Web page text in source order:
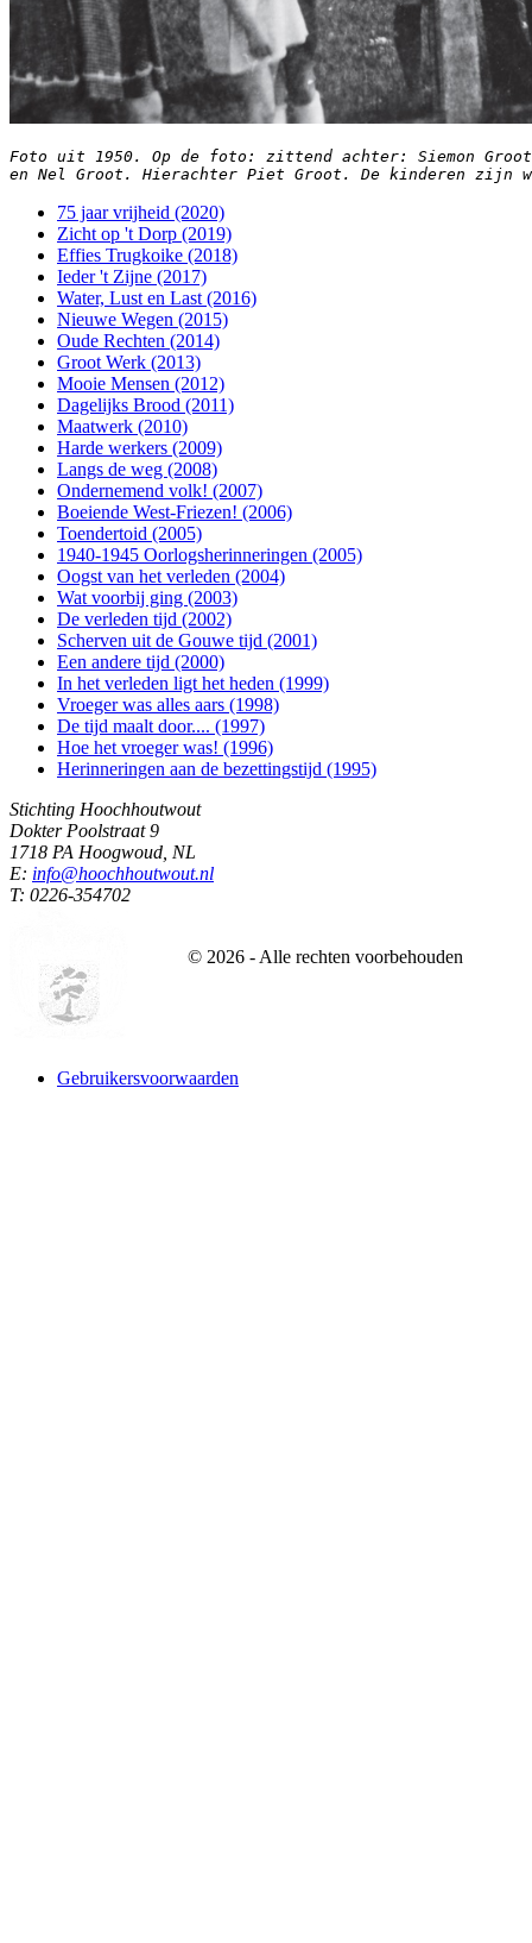
Foto uit 1950. Op de foto: zittend achter: Siemon
en Nel Groot. Hierachter Piet Groot. De kinderen zijn
75 jaar vrijheid (2020)
Zicht op 't Dorp (2019)
Effies Trugkoike (2018)
Ieder 't Zijne (2017)
Water, Lust en Last (2016)
Nieuwe Wegen (2015)
Oude Rechten (2014)
Groot Werk (2013)
Mooie Mensen (2012)
Dagelijks Brood (2011)
Maatwerk (2010)
Harde werkers (2009)
Langs de weg (2008)
Ondernemend volk! (2007)
Boeiende West-Friezen! (2006)
Toendertoid (2005)
1940-1945 Oorlogsherinneringen (2005)
Oogst van het verleden (2004)
Wat voorbij ging (2003)
De verleden tijd (2002)
Scherven uit de Gouwe tijd (2001)
Een andere tijd (2000)
In het verleden ligt het heden (1999)
Vroeger was alles aars (1998)
De tijd maalt door.... (1997)
Hoe het vroeger was! (1996)
Herinneringen aan de bezettingstijd (1995)
Stichting Hoochhoutwout
Dokter Poolstraat 9
1718 PA Hoogwoud, NL
E: info@hoochhoutwout.nl
T: 0226-354702
© 2026 - Alle rechten voorbehouden
Gebruikersvoorwaarden